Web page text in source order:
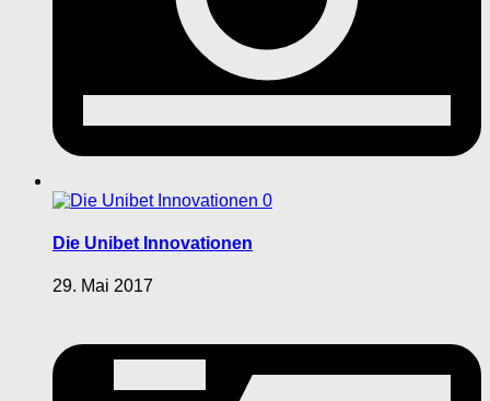
0
Die Unibet Innovationen
29. Mai 2017